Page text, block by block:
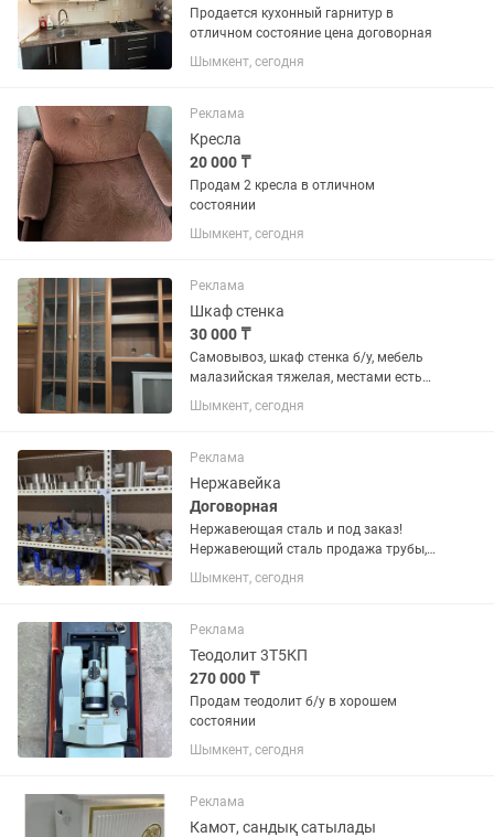
Продается кухонный гарнитур в
отличном состояние цена договорная
Шымкент, сегодня
Реклама
Кресла
20 000 ₸
Продам 2 кресла в отличном
состоянии
Шымкент, сегодня
Реклама
Шкаф стенка
30 000 ₸
Самовывоз, шкаф стенка б/у, мебель
малазийская тяжелая, местами есть
трещинки и обшарпанный
Шымкент, сегодня
Реклама
Нержавейка
Договорная
Нержавеющая сталь и под заказ!
Нержавеющий сталь продажа трубы,
отводы, уголки, листы, краны разные
виды болты, задвижки, разное, и. Т. Д
:
Шымкент, сегодня
Реклама
Теодолит 3Т5КП
270 000 ₸
Продам теодолит б/у в хорошем
состоянии
Шымкент, сегодня
Реклама
Камот, сандық сатылады